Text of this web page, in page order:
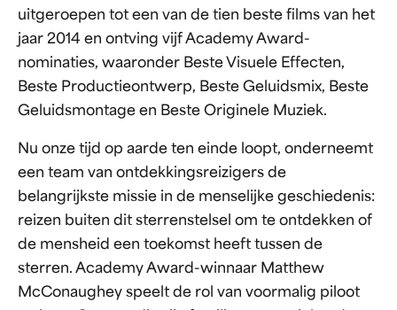
uitgeroepen tot een van de tien beste films van het
jaar 2014 en ontving vijf Academy Award-
nominaties, waaronder Beste Visuele Effecten,
Beste Productieontwerp, Beste Geluidsmix, Beste
Geluidsmontage en Beste Originele Muziek.
Nu onze tijd op aarde ten einde loopt, onderneemt
een team van ontdekkingsreizigers de
belangrijkste missie in de menselijke geschiedenis:
reizen buiten dit sterrenstelsel om te ontdekken of
de mensheid een toekomst heeft tussen de
sterren. Academy Award-winnaar Matthew
McConaughey speelt de rol van voormalig piloot